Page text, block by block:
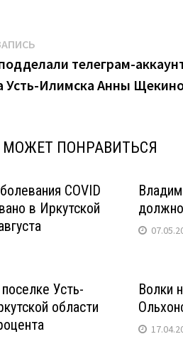
запись:телеграм-
Усть-Илимска Анны
ПОНРАВИТЬСЯ
COVID
в Иркутской
Усть-
области
Волки